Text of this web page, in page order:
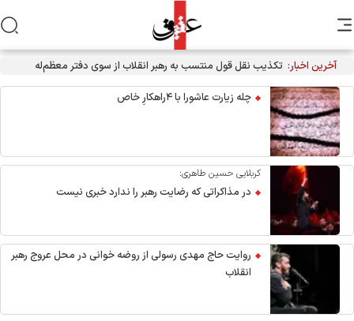
آخرین اخبار: تکذیب نقل قول منتسب به رهبر انقلاب از سوی دفتر معظم‌له
چله زیارت عاشورا با ۴راهکارِ خاص
کربلایی حسین طاهری:
در مذاکراتی که رضایت رهبر را ندارد خبری نیست
روایت حاج مهدی رسولی از روضه خوانی در محل عروج رهبر
انقلاب